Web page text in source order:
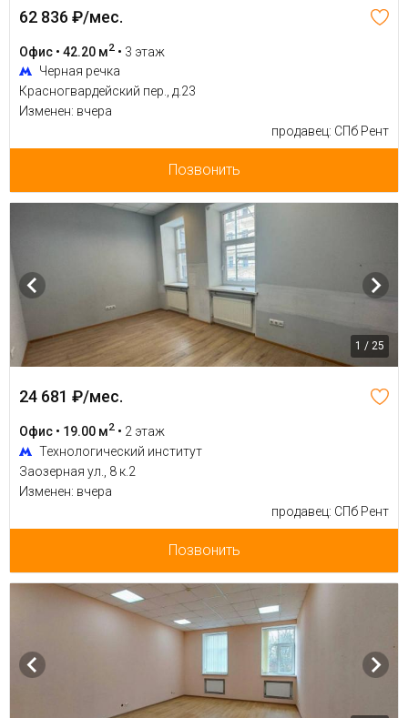
62 836 ₽/мес.
Офис • 42.20 м2 • 3 этаж
Черная речка
Красногвардейский пер., д.23
Изменен: вчера
продавец: СПб Рент
Позвонить
1 / 25
24 681 ₽/мес.
Офис • 19.00 м2 • 2 этаж
Технологический институт
Заозерная ул., 8 к.2
Изменен: вчера
продавец: СПб Рент
Позвонить